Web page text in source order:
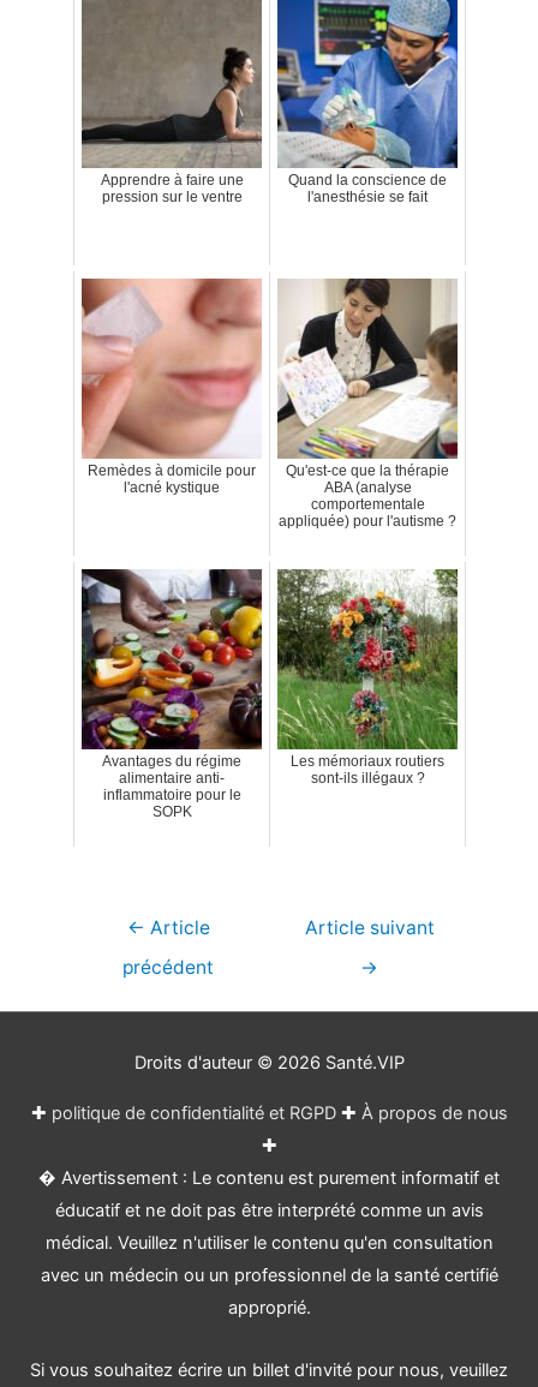
Apprendre à faire une
pression sur le ventre
Quand la conscience de
l'anesthésie se fait
Remèdes à domicile pour
l'acné kystique
Qu'est-ce que la thérapie
ABA (analyse
comportementale
appliquée) pour l'autisme ?
Avantages du régime
alimentaire anti-
inflammatoire pour le
SOPK
Les mémoriaux routiers
sont-ils illégaux ?
Navigation
← Article
précédent
Article suivant
→
Droits d'auteur © 2026 Santé.VIP
✚ politique de confidentialité et RGPD✚ À propos de nous
✚
� Avertissement : Le contenu est purement informatif et
éducatif et ne doit pas être interprété comme un avis
médical. Veuillez n'utiliser le contenu qu'en consultation
avec un médecin ou un professionnel de la santé certifié
approprié.
Si vous souhaitez écrire un billet d'invité pour nous, veuillez